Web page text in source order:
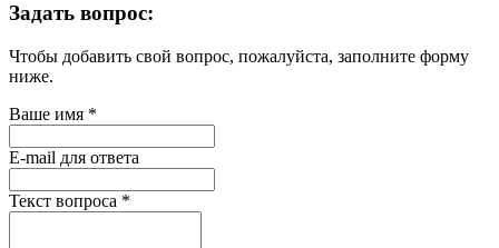
Задать вопрос:
Чтобы добавить свой вопрос, пожалуйста, заполните форму
ниже.
Ваше имя *
E-mail для ответа
Текст вопроса *